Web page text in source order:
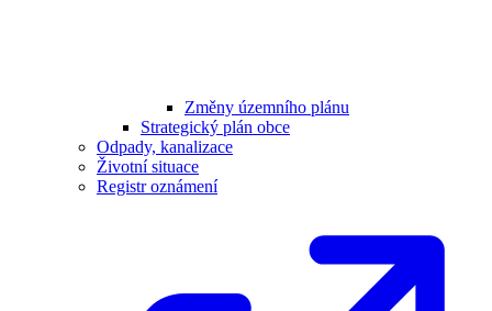
Změny územního plánu
Strategický plán obce
Odpady, kanalizace
Životní situace
Registr oznámení